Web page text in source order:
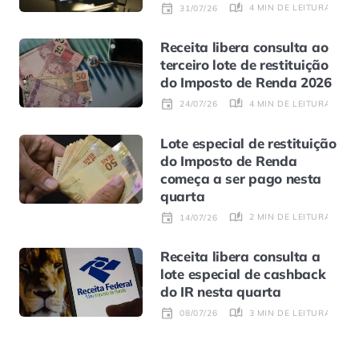
31/07/26 4 MIN DE LEITURA
Receita libera consulta ao
terceiro lote de restituição
do Imposto de Renda 2026
24/07/26 4 MIN DE LEITURA
Lote especial de restituição
do Imposto de Renda
começa a ser pago nesta
quarta
14/07/26 2 MIN DE LEITURA
Receita libera consulta a
lote especial de cashback
do IR nesta quarta
08/07/26 3 MIN DE LEITURA